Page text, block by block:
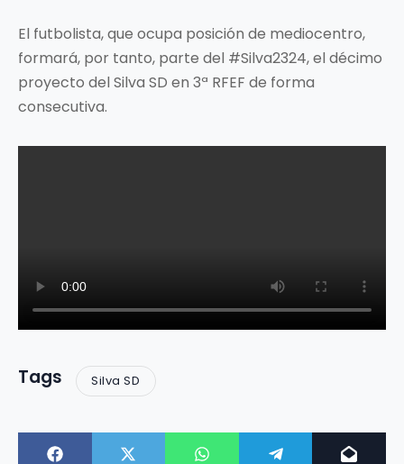
El futbolista, que ocupa posición de mediocentro,
formará, por tanto, parte del #Silva2324, el décimo
proyecto del Silva SD en 3ª RFEF de forma
consecutiva.
Tags Silva SD